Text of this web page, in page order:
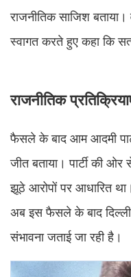
राजनीतिक साजिश
स्वागत करते हुए कहा कि
राजनीतिक
फैसले के बाद आम आदमी
जीत बताया। पार्टी की
झूठे आरोपों पर आधारित था।
अब इस फैसले के बाद
संभावना जताई जा रही है।